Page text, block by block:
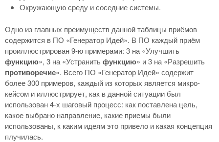
Окружающую среду и соседние системы.
Одно из главных преимуществ данной таблицы приёмов
содержится в ПО «Генератор Идей». В ПО каждый приём
проиллюстрирован 9-ю примерами: 3 на «Улучшить
функцию», 3 на «Устранитьфункцию» и 3 на «Разрешить
противоречие». Всего ПО «Генератор Идей» содержит
более 300 примеров, каждый из которых является микро-
кейсом и иллюстрирует, как в данной ситуации был
использован 4-х шаговый процесс: как поставлена цель,
какое выбрано направление, какие приемы были
использованы, к каким идеям это привело и какая концепция
плучилась.